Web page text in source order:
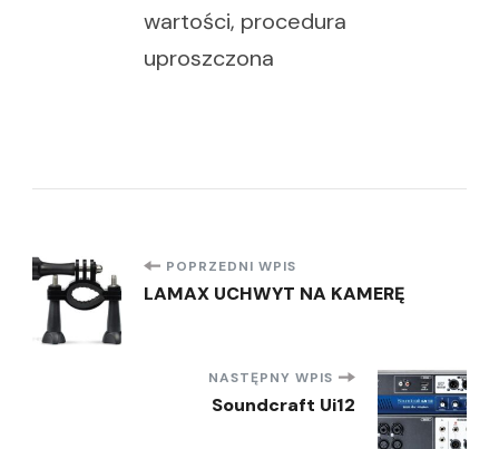
wartości, procedura
uproszczona
Nawigacja
wpisu
POPRZEDNI WPIS
LAMAX UCHWYT NA KAMERĘ
NASTĘPNY WPIS
Soundcraft Ui12